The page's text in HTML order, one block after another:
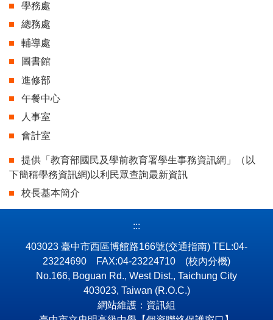
學務處
總務處
輔導處
圖書館
進修部
午餐中心
人事室
會計室
提供「教育部國民及學前教育署學生事務資訊網」（以
下簡稱學務資訊網)以利民眾查詢最新資訊
校長基本簡介
:::
403023 臺中市西區博館路166號(交通指南) TEL:04-
23224690 FAX:04-23224710 (校內分機)
No.166, Boguan Rd., West Dist., Taichung City
403023, Taiwan (R.O.C.)
網站維護：資訊組